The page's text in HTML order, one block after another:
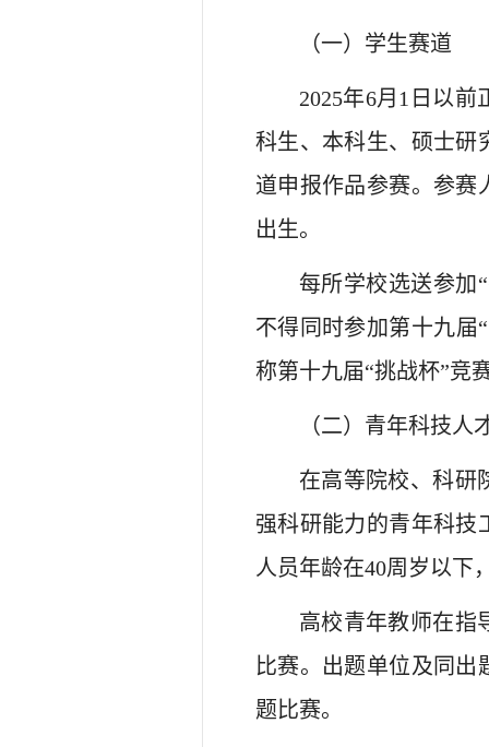
（一）学生赛道
2025年6月1日以
科生、本科生、硕士研
道申报作品参赛。参赛
出生。
每所学校选送参加
不得同时参加第十九届
称第十九届“挑战杯”竞
（二）青年科技人
在高等院校、科研
强科研能力的青年科技
人员年龄在40周岁以下
高校青年教师在指
比赛。出题单位及同
题比赛。